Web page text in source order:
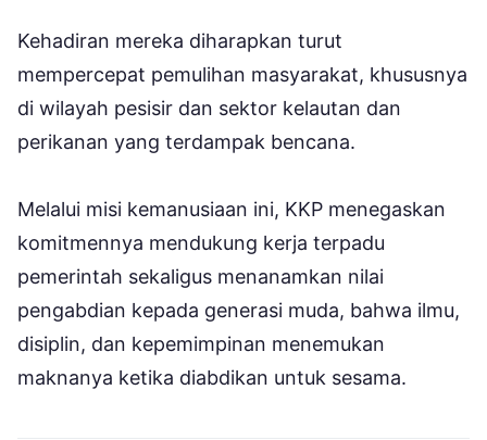
Kehadiran mereka diharapkan turut
mempercepat pemulihan masyarakat, khususnya
di wilayah pesisir dan sektor kelautan dan
perikanan yang terdampak bencana.
Melalui misi kemanusiaan ini, KKP menegaskan
komitmennya mendukung kerja terpadu
pemerintah sekaligus menanamkan nilai
pengabdian kepada generasi muda, bahwa ilmu,
disiplin, dan kepemimpinan menemukan
maknanya ketika diabdikan untuk sesama.